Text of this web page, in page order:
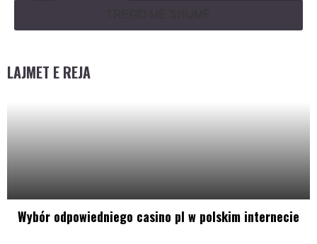
LAJMET E REJA
Wybór odpowiedniego casino pl w polskim internecie